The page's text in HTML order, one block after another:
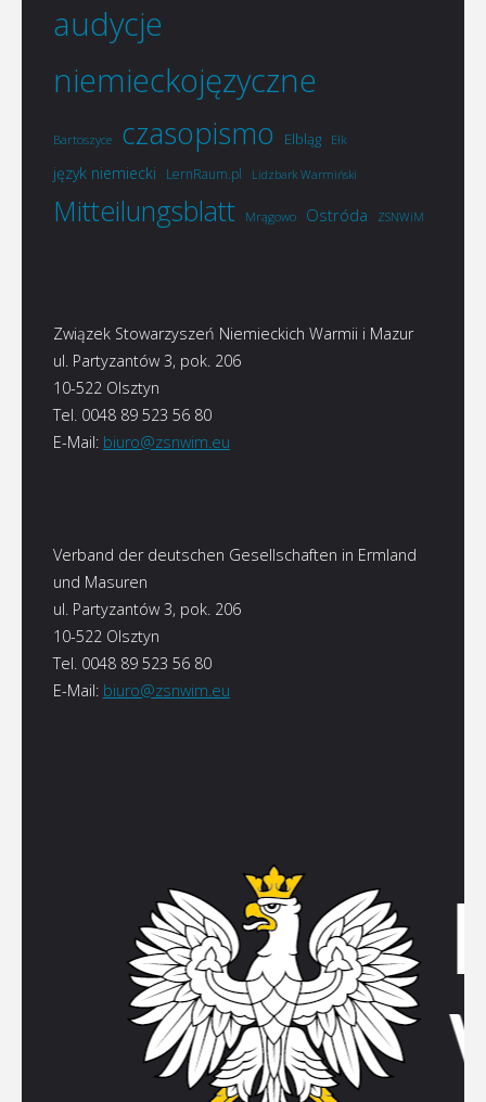
audycje
niemieckojęzyczne
Bartoszyce czasopismo Elbląg Ełk
język niemiecki LernRaum.pl Lidzbark Warmiński
Mitteilungsblatt Mrągowo Ostróda ZSNWiM
Związek Stowarzyszeń Niemieckich Warmii i Mazur
ul. Partyzantów 3, pok. 206
10-522 Olsztyn
Tel. 0048 89 523 56 80
E-Mail: biuro@zsnwim.eu
Verband der deutschen Gesellschaften in Ermland
und Masuren
ul. Partyzantów 3, pok. 206
10-522 Olsztyn
Tel. 0048 89 523 56 80
E-Mail: biuro@zsnwim.eu